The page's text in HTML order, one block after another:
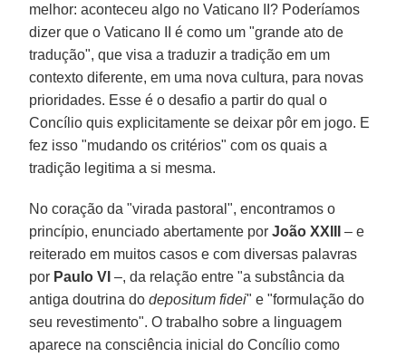
melhor: aconteceu algo no Vaticano II? Poderíamos
dizer que o Vaticano II é como um "grande ato de
tradução", que visa a traduzir a tradição em um
contexto diferente, em uma nova cultura, para novas
prioridades. Esse é o desafio a partir do qual o
Concílio quis explicitamente se deixar pôr em jogo. E
fez isso "mudando os critérios" com os quais a
tradição legitima a si mesma.
No coração da "virada pastoral", encontramos o
princípio, enunciado abertamente porJoão XXIII
– e
reiterado em muitos casos e com diversas palavras
por Paulo VI –, da relação entre "a substância da
antiga doutrina dodepositum fidei" e "formulação do
seu revestimento". O trabalho sobre a linguagem
aparece na consciência inicial do Concílio como